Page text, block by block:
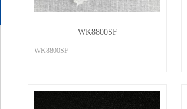
WK8800SF
WK8800SF